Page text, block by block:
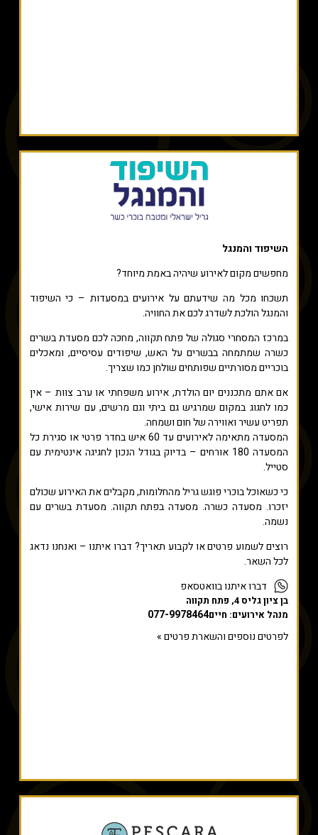
השיפוד והמנגל
מחפשים מקום לאירוע שיהיה באמת מיוחד?
תשכחו מכל מה שידעתם על אירועים במסעדות – כי השיפוד
והמנגל הולכת לשדרג לכם את החוויה.
במרכז המסחרי סגולה של פתח תקווה, מחכה לכם מסעדת בשרים
כשרה שמתמחה בבשרים על האש, שיפודים עסיסיים, ומאכלים
בוכריים מסורתיים שפותחים שולחן כמו שצריך.
אם אתם מתכננים יום הולדת, אירוע משפחתי או ערב צוות – אין
כמו לחגוג במקום שמרגיש גם ביתי וגם מרשים, עם שירות אישי,
תפריט עשיר ואווירה של חום ושמחה.
המסעדה מתאימה לאירועים עד 60 איש בחדר פרטי או סגירת כל
המסעדה 180 אורחים – בדיוק בגודל הנכון לחגיגה אינטימית עם
סטייל.
כי כשאוכל בוכרי פוגש גריל מהחלומות, מקבלים את האירוע שכולם
יזכרו. מסעדה כשרה. מסעדה בפתח תקווה. מסעדת בשרים עם
נשמה.
רוצים לשמוע פרטים או לקבוע תאריך? דברו איתנו – ואנחנו נדאג
לכל השאר.
דברו איתנו בוואטסאפ
בן ציון גליס 4, פתח תקווה
מנהל אירועים: חיים077-9978464
לפרטים נוספים והשארת פרטים »